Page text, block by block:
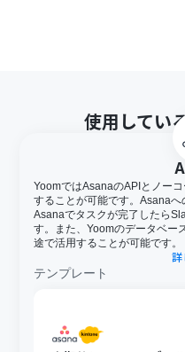
使用してい
YoomではAsanaのAPIとノー
することが可能です。Asanaへ
Asanaでタスクが完了したら
す。また、Yoomのデータベー
途で活用することが可能です。
詳
テンプレート